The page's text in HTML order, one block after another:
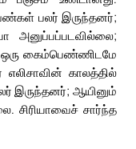
பலர் இருந்தனர்;
அனுப்பப்படவில்லை;
ஒரு கைம்பெண்ணிடமே
காலத்தில்
இருந்தனர்; ஆயினும்
சிரியாவைச் சார்ந்த